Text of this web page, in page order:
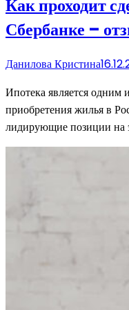
Как проходит
Сбербанке –
Данилова Кристина
Ипотека является одним
приобретения жилья в
лидирующие позиции на